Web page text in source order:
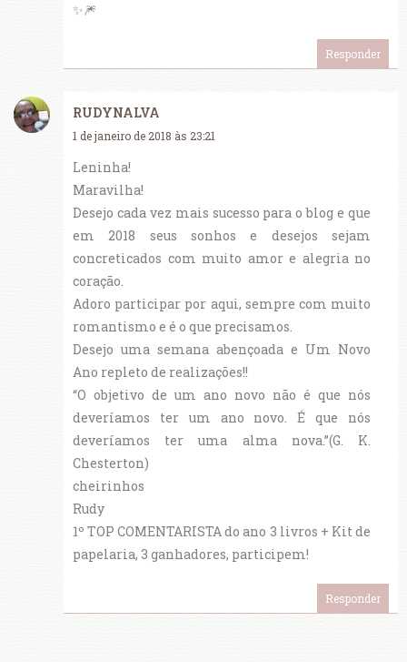
✨🎆
Responder
RUDYNALVA
1 de janeiro de 2018 às 23:21
Leninha!
Maravilha!
Desejo cada vez mais sucesso para o blog e que
em 2018 seus sonhos e desejos sejam
concreticados com muito amor e alegria no
coração.
Adoro participar por aqui, sempre com muito
romantismo e é o que precisamos.
Desejo uma semana abençoada e Um Novo
Ano repleto de realizações!!
“O objetivo de um ano novo não é que nós
deveríamos ter um ano novo. É que nós
deveríamos ter uma alma nova.”(G. K.
Chesterton)
cheirinhos
Rudy
1º TOP COMENTARISTA do ano 3 livros + Kit de
papelaria, 3 ganhadores, participem!
Responder